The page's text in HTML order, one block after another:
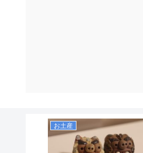
お土産